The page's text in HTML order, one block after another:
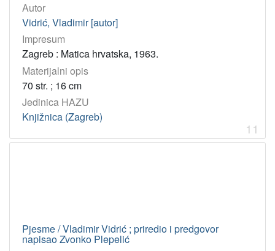
Autor
Vidrić, Vladimir [autor]
Impresum
Zagreb : Matica hrvatska, 1963.
Materijalni opis
70 str. ; 16 cm
Jedinica HAZU
Knjižnica (Zagreb)
11
Pjesme / Vladimir Vidrić ; priredio i predgovor
napisao Zvonko Plepelić